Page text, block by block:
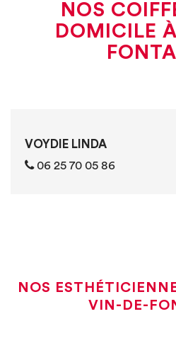
NOS
DOMICILE
VOYDIE LINDA
06 25 70 05 86
NOS
VIN-DE-